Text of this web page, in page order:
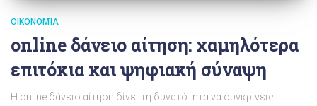
ΟΙΚΟΝΟΜΊΑ
online δάνειο αίτηση: χαμηλότερα
επιτόκια και ψηφιακή σύναψη
Η online δάνειο αίτηση δίνει τη δυνατότητα να συγκρίνεις